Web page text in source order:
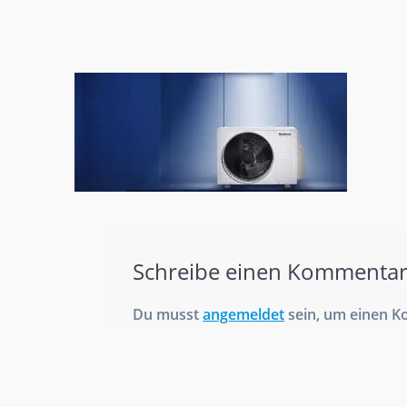
Schreibe einen Kommentar
Du musstangemeldetsein, um einen